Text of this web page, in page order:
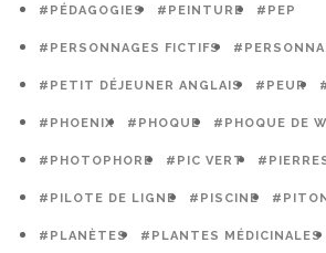
#PÉDAGOGIES #PEINTURE #PEP
#PERSONNAGES FICTIFS
#PETIT DÉJEUNER ANGLAIS #PEUR
#PHOENIX #PHOQUE #PHOQUE DE
#PHOTOPHORE #PIC VERT
#PILOTE DE LIGNE #PISCINE
#PLANÈTES #PLANTES MÉDICINALES